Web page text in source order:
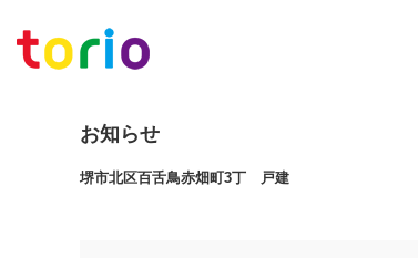
お知らせ
堺市北区百舌鳥赤畑町3丁 戸建